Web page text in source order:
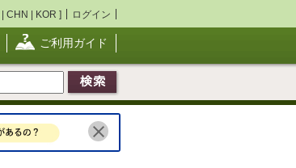
| CHN | KOR ] ログイン
ご利用ガイド